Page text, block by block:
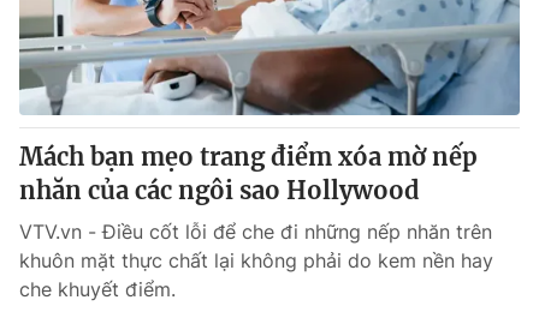
Mách bạn mẹo trang điểm xóa mờ nếp
nhăn của các ngôi sao Hollywood
VTV.vn - Điều cốt lỗi để che đi những nếp nhăn trên
khuôn mặt thực chất lại không phải do kem nền hay
che khuyết điểm.